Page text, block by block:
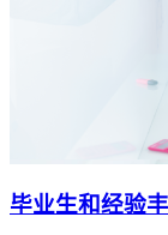
毕业生和经验